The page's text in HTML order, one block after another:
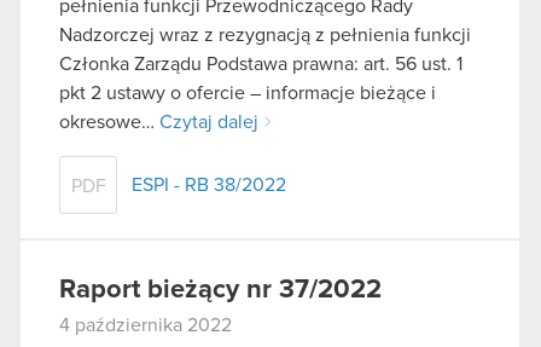
pełnienia funkcji Przewodniczącego Rady
Nadzorczej wraz z rezygnacją z pełnienia funkcji
Członka Zarządu Podstawa prawna: art. 56 ust. 1
pkt 2 ustawy o ofercie – informacje bieżące i
okresowe… Czytaj dalej
PDF ESPI - RB 38/2022
Raport bieżący nr 37/2022
4 października 2022